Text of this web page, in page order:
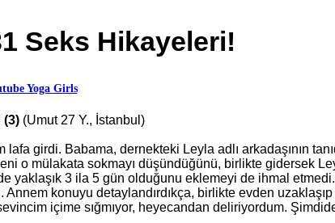
Seks Hikayeleri!
(3) (Umut 27 Y., İstanbul)
girdi. Babama, dernekteki Leyla adlı arkadaşının
o mülakata sokmayı düşündüğünü, birlikte gidersek
yaklaşık 3 ila 5 gün olduğunu eklemeyi de ihmal
konuyu detaylandırdıkça, birlikte evden
içime sığmıyor, heyecandan deliriyordum.